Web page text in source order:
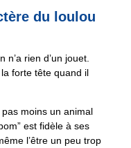
du loulou
rien d’un jouet.
forte tête quand il
moins un animal
est fidèle à ses
l’être un peu trop